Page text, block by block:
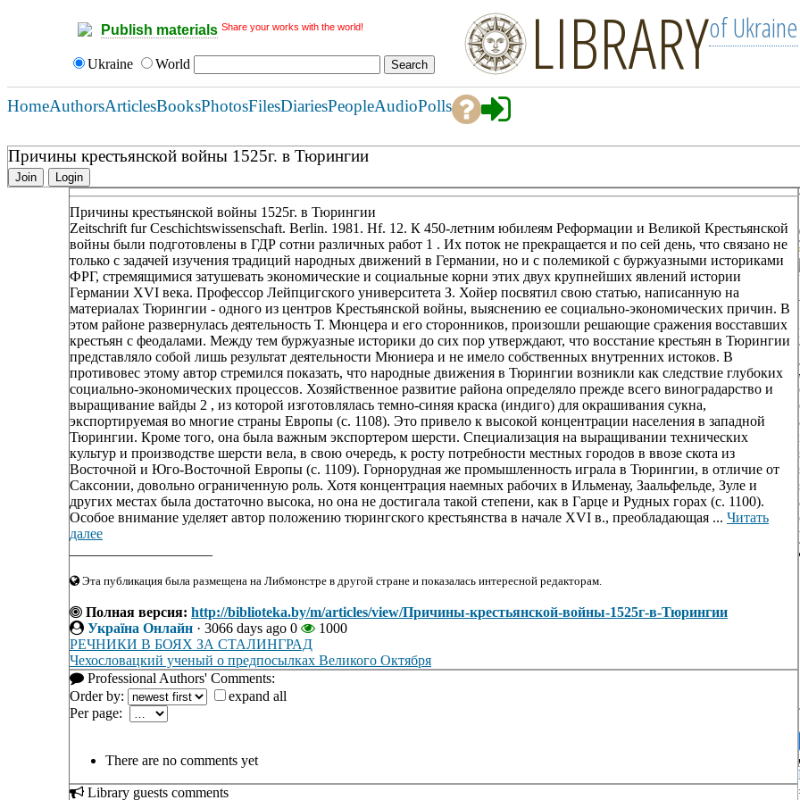
Publish materials Share your works with the world!
Ukraine World LIBRARYof Ukraine
HomeAuthorsArticlesBooksPhotosFilesDiariesPeopleAudioPolls
Причины крестьянской войны 1525г. в Тюрингии
Join Login
Причины крестьянской войны 1525г. в Тюрингии
Zeitschrift fur Ceschichtswissenschaft. Berlin. 1981. Hf. 12. К 450-летним юбилеям Реформации и Великой Крестьянской
войны были подготовлены в ГДР сотни различных работ 1 . Их поток не прекращается и по сей день, что связано не
только с задачей изучения традиций народных движений в Германии, но и с полемикой с буржуазными историками
ФРГ, стремящимися затушевать экономические и социальные корни этих двух крупнейших явлений истории
Германии XVI века. Профессор Лейпцигского университета З. Хойер посвятил свою статью, написанную на
материалах Тюрингии - одного из центров Крестьянской войны, выяснению ее социально-экономических причин. В
этом районе развернулась деятельность Т. Мюнцера и его сторонников, произошли решающие сражения восставших
крестьян с феодалами. Между тем буржуазные историки до сих пор утверждают, что восстание крестьян в Тюрингии
представляло собой лишь результат деятельности Мюниера и не имело собственных внутренних истоков. В
противовес этому автор стремился показать, что народные движения в Тюрингии возникли как следствие глубоких
социально-экономических процессов. Хозяйственное развитие района определяло прежде всего виноградарство и
выращивание вайды 2 , из которой изготовлялась темно-синяя краска (индиго) для окрашивания сукна,
экспортируемая во многие страны Европы (с. 1108). Это привело к высокой концентрации населения в западной
Тюрингии. Кроме того, она была важным экспортером шерсти. Специализация на выращивании технических
культур и производстве шерсти вела, в свою очередь, к росту потребности местных городов в ввозе скота из
Восточной и Юго-Восточной Европы (с. 1109). Горнорудная же промышленность играла в Тюрингии, в отличие от
Саксонии, довольно ограниченную роль. Хотя концентрация наемных рабочих в Ильменау, Заальфельде, Зуле и
других местах была достаточно высока, но она не достигала такой степени, как в Гарце и Рудных горах (с. 1100).
Особое внимание уделяет автор положению тюрингского крестьянства в начале XVI в., преобладающая ... Читать
далее
Эта публикация была размещена на Либмонстре в другой стране и показалась интересной редакторам.
Полная версия: http://biblioteka.by/m/articles/view/Причины-крестьянской-войны-1525г-в-Тюрингии
Україна Онлайн · 3066 days ago 0
1000
РЕЧНИКИ В БОЯХ ЗА СТАЛИНГРАД
Чехословацкий ученый о предпосылках Великого Октября
Professional Authors' Comments:
Order by:
expand all
Per page:
There are no comments yet
Library guests comments